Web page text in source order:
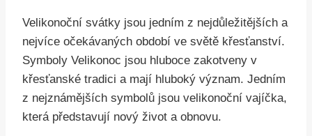
Velikonoční svátky jsou jedním z nejdůležitějších a
nejvíce očekávaných období ve světě křesťanství.
Symboly Velikonoc jsou hluboce zakotveny v
křesťanské tradici a mají hluboký význam. Jedním
z nejznámějších symbolů jsou velikonoční vajíčka,
která představují nový život a obnovu.